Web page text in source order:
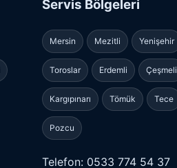
Servis Bölgeleri
Mersin Mezitli Yenişehir
Toroslar Erdemli Çeşmeli
Kargıpınarı Tömük Tece
Pozcu
Telefon: 0533 774 54 37